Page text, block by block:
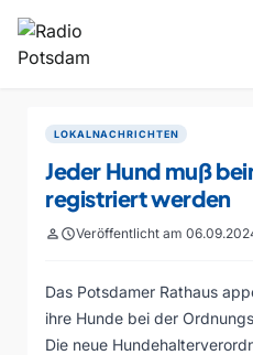
LOKALNACHRICHTEN
Jeder Hund muß
registriert werden
personscheduleVeröffentlicht am
Das Potsdamer Rathaus
ihre Hunde bei der
Die neue